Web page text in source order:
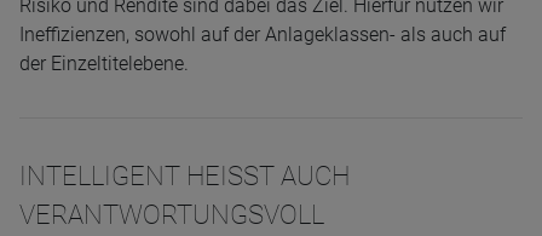
Risiko und Rendite sind dabei das Ziel. Hierfür nutzen wir
Ineffizienzen, sowohl auf der Anlageklassen- als auch auf
der Einzeltitelebene.
INTELLIGENT HEISST AUCH
VERANTWORTUNGSVOLL